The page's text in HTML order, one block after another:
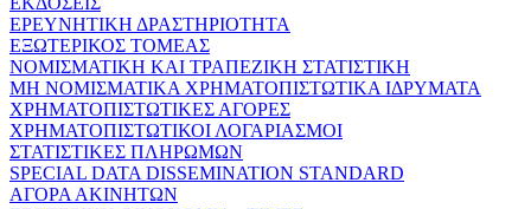
ΕΡΕΥΝΗΤΙΚΗ ΔΡΑΣΤΗΡΙΟΤΗΤΑ
ΕΞΩΤΕΡΙΚΟΣ ΤΟΜΕΑΣ
ΝΟΜΙΣΜΑΤΙΚΗ ΚΑΙ ΤΡΑΠΕΖΙΚΗ ΣΤΑΤΙΣΤΙΚΗ
ΜΗ ΝΟΜΙΣΜΑΤΙΚΑ ΧΡΗΜΑΤΟΠΙΣΤΩΤΙΚΑ ΙΔΡΥΜΑΤΑ
ΧΡΗΜΑΤΟΠΙΣΤΩΤΙΚΕΣ ΑΓΟΡΕΣ
ΧΡΗΜΑΤΟΠΙΣΤΩΤΙΚΟΙ ΛΟΓΑΡΙΑΣΜΟΙ
ΣΤΑΤΙΣΤΙΚΕΣ ΠΛΗΡΩΜΩΝ
SPECIAL DATA DISSEMINATION STANDARD
ΑΓΟΡΑ ΑΚΙΝΗΤΩΝ